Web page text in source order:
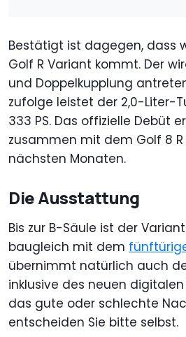
Bestätigt ist dagegen, dass
Golf R Variant kommt. Der
und Doppelkupplung
zufolge leistet der 2,0-Liter-
333 PS. Das offizielle Debüt
zusammen mit dem Golf 8
nächsten Monaten.
Die Ausstattung
Bis zur B-Säule ist der
baugleich mit dem
übernimmt natürlich auch
inklusive des neuen
das gute oder schlechte
entscheiden Sie bitte selbst.